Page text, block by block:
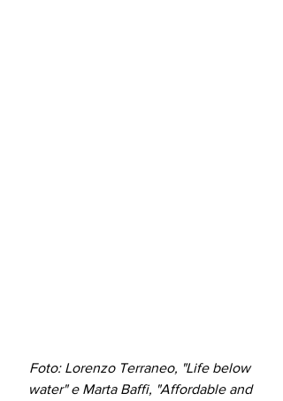
Foto: Lorenzo Terraneo, "Life below
water" e Marta Baffi, "Affordable and